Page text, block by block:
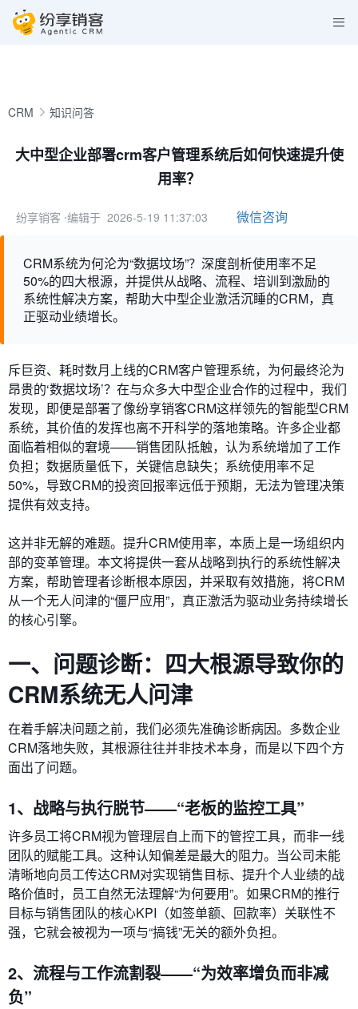
CRM 知识问答
大中型企业部署crm客户管理系统后如何快速提升使
用率？
纷享销客 ⋅编辑于 2026-5-19 11:37:03 微信咨询
CRM系统为何沦为“数据坟场”？深度剖析使用率不足
50%的四大根源，并提供从战略、流程、培训到激励的
系统性解决方案，帮助大中型企业激活沉睡的CRM，真
正驱动业绩增长。
斥巨资、耗时数月上线的CRM客户管理系统，为何最终沦为
昂贵的‘数据坟场’？在与众多大中型企业合作的过程中，我们
发现，即便是部署了像纷享销客CRM这样领先的智能型CRM
系统，其价值的发挥也离不开科学的落地策略。许多企业都
面临着相似的窘境——销售团队抵触，认为系统增加了工作
负担；数据质量低下，关键信息缺失；系统使用率不足
50%，导致CRM的投资回报率远低于预期，无法为管理决策
提供有效支持。
这并非无解的难题。提升CRM使用率，本质上是一场组织内
部的变革管理。本文将提供一套从战略到执行的系统性解决
方案，帮助管理者诊断根本原因，并采取有效措施，将CRM
从一个无人问津的“僵尸应用”，真正激活为驱动业务持续增长
的核心引擎。
一、问题诊断：四大根源导致你的
CRM系统无人问津
在着手解决问题之前，我们必须先准确诊断病因。多数企业
CRM落地失败，其根源往往并非技术本身，而是以下四个方
面出了问题。
1、战略与执行脱节——“老板的监控工具”
许多员工将CRM视为管理层自上而下的管控工具，而非一线
团队的赋能工具。这种认知偏差是最大的阻力。当公司未能
清晰地向员工传达CRM对实现销售目标、提升个人业绩的战
略价值时，员工自然无法理解“为何要用”。如果CRM的推行
目标与销售团队的核心KPI（如签单额、回款率）关联性不
强，它就会被视为一项与“搞钱”无关的额外负担。
2、流程与工作流割裂——“为效率增负而非减
负”